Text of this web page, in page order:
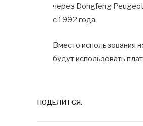
через Dongfeng
с 1992 года.
Вместо использования
будут использовать
ПОДЕЛИТСЯ.